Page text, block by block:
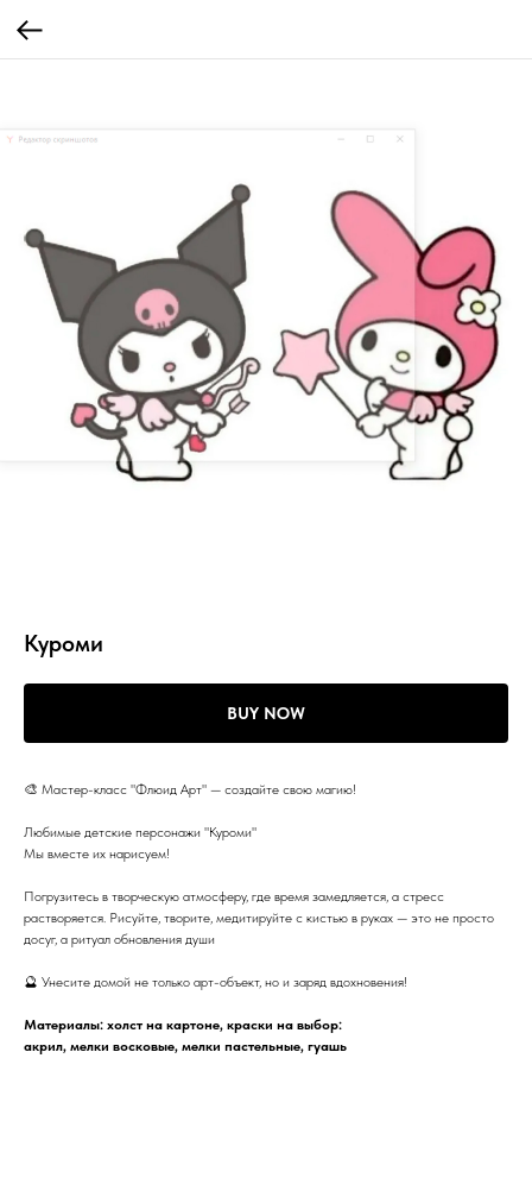
Куроми
BUY NOW
🎨 Мастер-класс "Флюид Арт" — создайте свою магию!
Любимые детские персонажи "Куроми"
Мы вместе их нарисуем!
Погрузитесь в творческую атмосферу, где время замедляется, а стресс
растворяется. Рисуйте, творите, медитируйте с кистью в руках — это не просто
досуг, а ритуал обновления души
🔮 Унесите домой не только арт-объект, но и заряд вдохновения!
Материалы: холст на картоне, краски на выбор:
акрил, мелки восковые, мелки пастельные, гуашь